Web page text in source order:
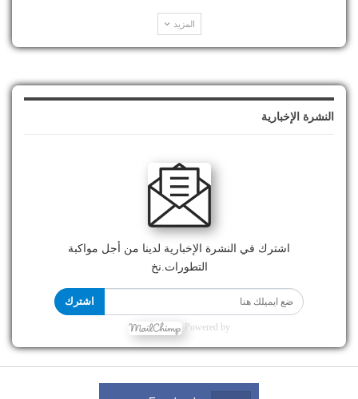
المزيد
النشرة الإخبارية
اشترك في النشرة الإخبارية لدينا من أجل مواكبة
التطورات.نخ
اشترك
Powered by